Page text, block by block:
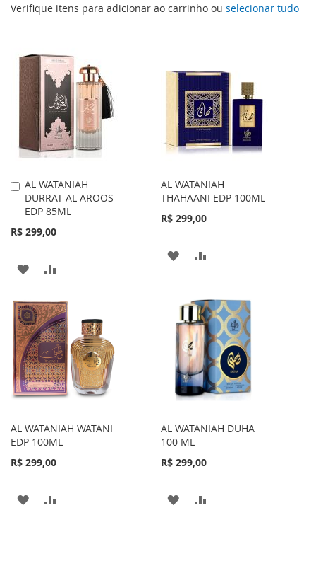
Verifique itens para adicionar ao carrinho ou selecionar tudo
AL WATANIAH
DURRAT AL AROOS
EDP 85ML
R$ 299,00
Adicionar
ao
Carrinho
ADICIONAR
LISTA
DE
DESEJOS
COMPARAR
AL WATANIAH
THAHAANI EDP 100ML
R$ 299,00
ADICIONAR
LISTA
DE
DESEJOS
COMPARAR
AL WATANIAH WATANI
EDP 100ML
R$ 299,00
ADICIONAR
AL WATANIAH DUHA
100 ML
R$ 299,00
ADICIONAR